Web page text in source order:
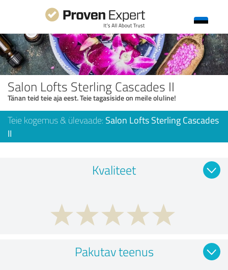
Salon Lofts Sterling Cascades II
Tänan teid teie aja eest. Teie tagasiside on meile oluline!
Teie kogemus & ülevaade: Salon Lofts Sterling Cascades
II
Kvaliteet
Pakutav teenus